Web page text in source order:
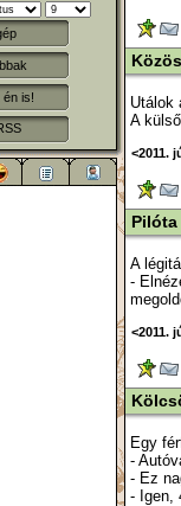
én is!
Utálok
A
<2011.
Pilóta
A
-
<2011.
Egy
-
- Ez
- Igen,